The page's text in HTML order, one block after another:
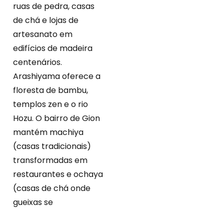
ruas de pedra, casas
de chá e lojas de
artesanato em
edifícios de madeira
centenários.
Arashiyama oferece a
floresta de bambu,
templos zen e o rio
Hozu. O bairro de Gion
mantém machiya
(casas tradicionais)
transformadas em
restaurantes e ochaya
(casas de chá onde
gueixas se